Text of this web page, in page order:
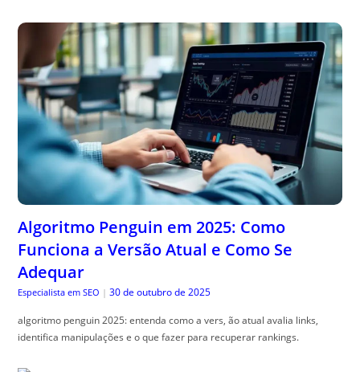
Algoritmo Penguin em 2025: Como
Funciona a Versão Atual e Como Se
Adequar
Especialista em SEO | 30 de outubro de 2025
algoritmo penguin 2025: entenda como a vers, ão atual avalia links,
identifica manipulações e o que fazer para recuperar rankings.